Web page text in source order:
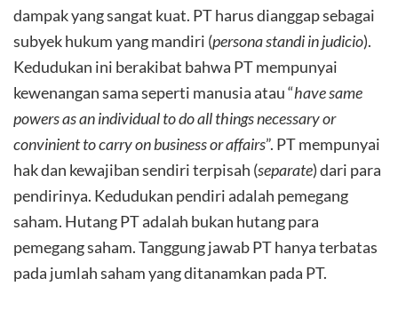
dampak yang sangat kuat. PT harus dianggap sebagai
subyek hukum yang mandiri (persona standi in judicio).
Kedudukan ini berakibat bahwa PT mempunyai
kewenangan sama seperti manusia atau “have same
powers as an individual to do all things necessary or
convinient to carry on business or affairs”. PT mempunyai
hak dan kewajiban sendiri terpisah (separate) dari para
pendirinya. Kedudukan pendiri adalah pemegang
saham. Hutang PT adalah bukan hutang para
pemegang saham. Tanggung jawab PT hanya terbatas
pada jumlah saham yang ditanamkan pada PT.